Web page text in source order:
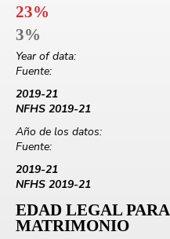
23%
3%
Year of data:
Fuente:
2019-21
NFHS 2019-21
Año de los datos:
Fuente:
2019-21
NFHS 2019-21
EDAD LEGAL PARA
MATRIMONIO